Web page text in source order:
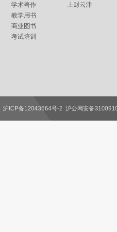
学术著作
教学用书
商业图书
考试培训
上财云津
沪ICP备12043664号-2 沪公网安备